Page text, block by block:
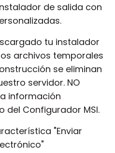
de salida con
tu instalador
archivos temporales
se eliminan
servidor. NO
información
del Configurador MSI.
"Enviar